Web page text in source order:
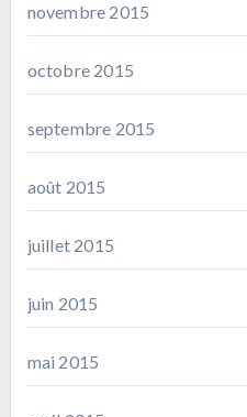
novembre 2015
octobre 2015
septembre 2015
août 2015
juillet 2015
juin 2015
mai 2015